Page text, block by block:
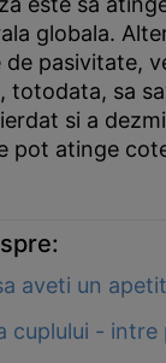
globala.
pasivitate,
totodata, sa
si a
pot atinge
aveti un
cuplului -